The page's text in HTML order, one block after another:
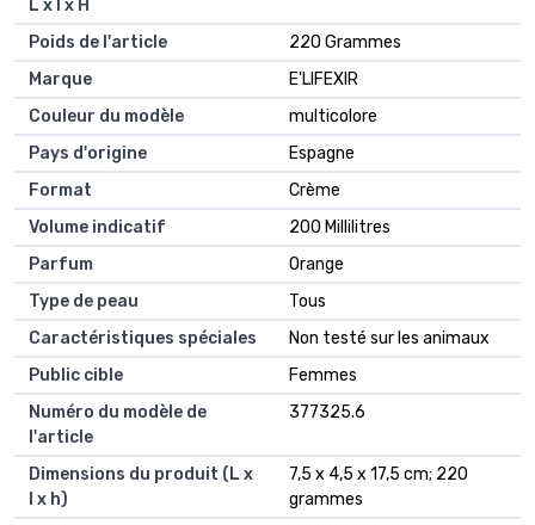
L x l x H
Poids de l'article
‎220 Grammes
Marque
‎E'LIFEXIR
Couleur du modèle
‎multicolore
Pays d'origine
‎Espagne
Format
‎Crème
Volume indicatif
‎200 Millilitres
Parfum
‎Orange
Type de peau
‎Tous
Caractéristiques spéciales
‎Non testé sur les animaux
Public cible
‎Femmes
Numéro du modèle de
l'article
‎377325.6
Dimensions du produit (L x
l x h)
‎7,5 x 4,5 x 17,5 cm; 220
grammes